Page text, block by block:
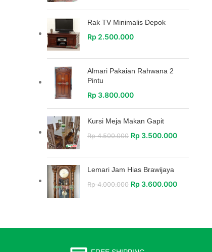
Rak TV Minimalis Depok
Rp 2.500.000
Almari Pakaian Rahwana 2
Pintu
Rp 3.800.000
Kursi Meja Makan Gapit
Rp4.500.000 Rp 3.500.000
Lemari Jam Hias Brawijaya
Rp4.000.000 Rp 3.600.000